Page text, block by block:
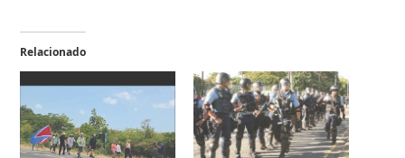
Relacionado